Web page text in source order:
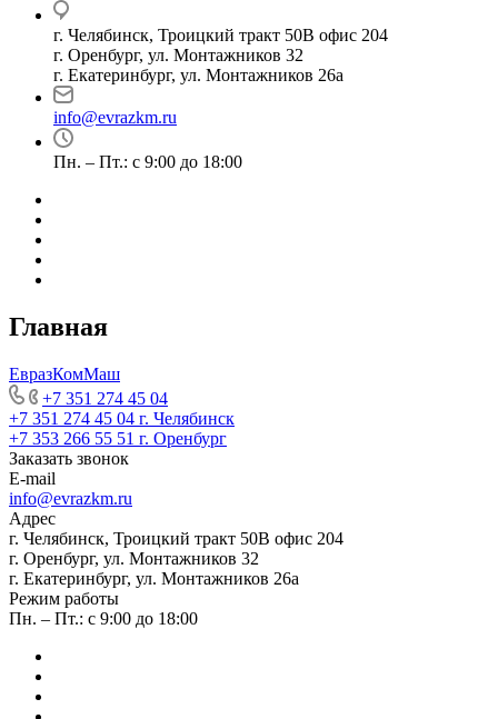
г. Челябинск, Троицкий тракт 50В офис 204
г. Оренбург, ул. Монтажников 32
г. Екатеринбург, ул. Монтажников 26а
info@evrazkm.ru
Пн. – Пт.: с 9:00 до 18:00
Главная
ЕвразКомМаш
+7 351 274 45 04
+7 351 274 45 04 г. Челябинск
+7 353 266 55 51 г. Оренбург
Заказать звонок
E-mail
info@evrazkm.ru
Адрес
г. Челябинск, Троицкий тракт 50В офис 204
г. Оренбург, ул. Монтажников 32
г. Екатеринбург, ул. Монтажников 26а
Режим работы
Пн. – Пт.: с 9:00 до 18:00